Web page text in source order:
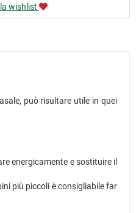
wishlist
può risultare utile in quei
energicamente e sostituire il
più piccoli è consigliabile far